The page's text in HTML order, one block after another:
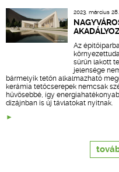
2023. március 28.
Az
sűrűn lakott
jelensége
bármelyik tetőn alkalmazható
kerámia tetőcserepek nemcsak
hűvösebbé, így
dizájnban is új távlatokat nyitnak.